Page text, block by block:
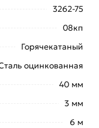
3262-75
08кп
Горячекатаный
оцинкованная
40 мм
3 мм
6 м